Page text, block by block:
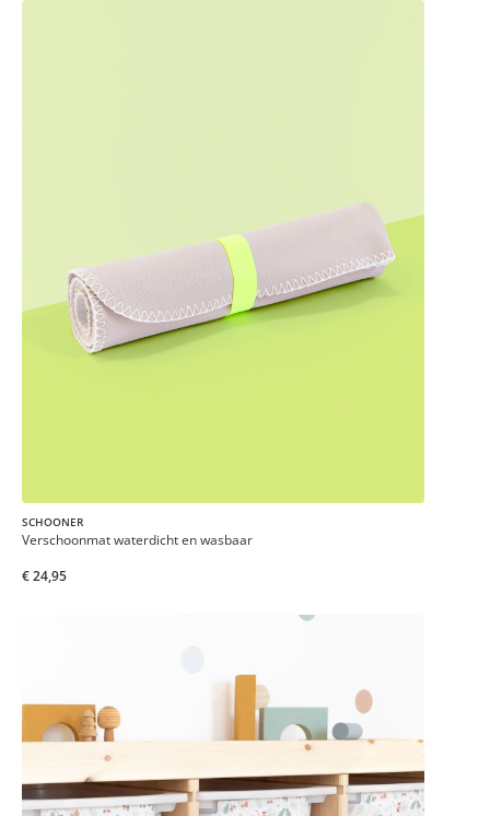
SCHOONER
Verschoonmat waterdicht en wasbaar
€ 24,95